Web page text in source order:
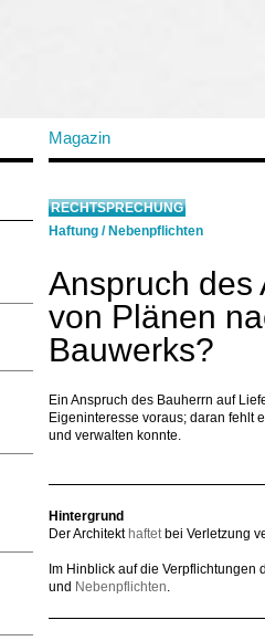
Magazin
RECHTSPRECHUNG
Haftung / Nebenpflichten
Anspruch des
von Plänen
Bauwerks?
Ein Anspruch des Bauherrn auf
Eigeninteresse voraus; daran fehlt
und verwalten konnte.
Hintergrund
Der Architekt haftetbei Verletzung
Im Hinblick auf die
und Nebenpflichten.